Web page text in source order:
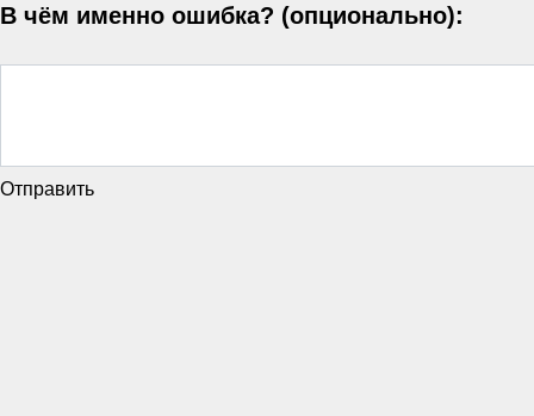
В чём именно ошибка? (опционально):
Отправить